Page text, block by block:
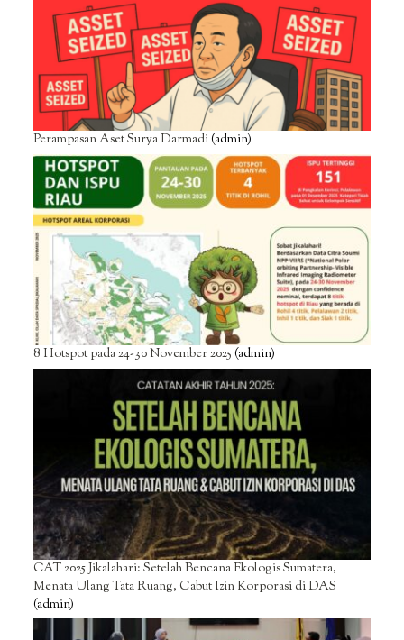
Perampasan Aset Surya Darmadi(admin)
8 Hotspot pada 24-30 November 2025(admin)
CAT 2025 Jikalahari: Setelah Bencana Ekologis Sumatera,
Menata Ulang Tata Ruang, Cabut Izin Korporasi di DAS
(admin)